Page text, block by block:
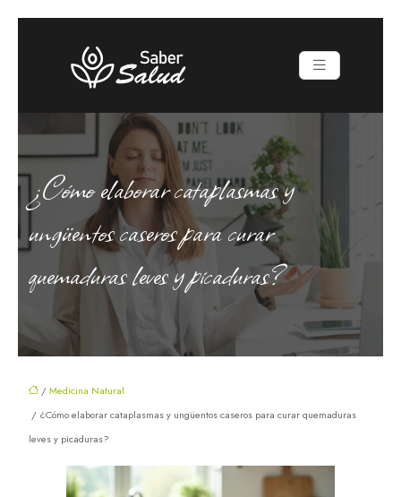
¿Cómo elaborar cataplasmas y
ungüentos caseros para curar
quemaduras leves y picaduras?
/Medicina Natural
/ ¿Cómo elaborar cataplasmas y ungüentos caseros para curar quemaduras
leves y picaduras?